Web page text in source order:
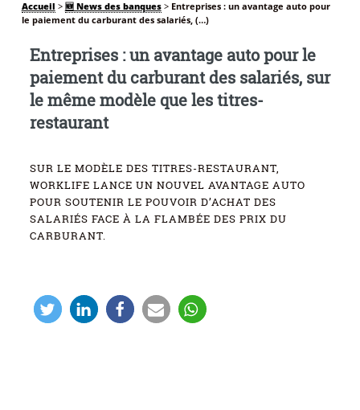
Accueil > 🆕 News des banques> Entreprises : un avantage auto pour
le paiement du carburant des salariés, (…)
Entreprises : un avantage auto pour le
paiement du carburant des salariés, sur
le même modèle que les titres-
restaurant
SUR LE MODÈLE DES TITRES-RESTAURANT,
WORKLIFE LANCE UN NOUVEL AVANTAGE AUTO
POUR SOUTENIR LE POUVOIR D’ACHAT DES
SALARIÉS FACE À LA FLAMBÉE DES PRIX DU
CARBURANT.